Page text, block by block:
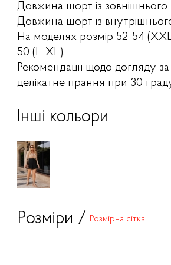
Довжина шорт із
Довжина шорт із
На моделях розмір 52-54
50 (L-XL).
Рекомендації щодо догляду
делікатне прання при 30
Інші кольори
Розміри / Розмірна сітка